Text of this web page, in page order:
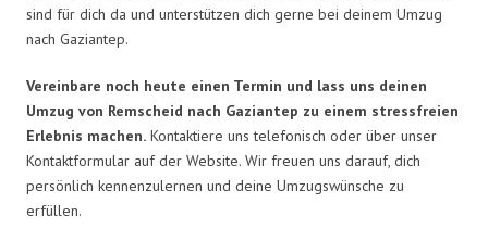
sind für dich da und unterstützen dich gerne bei deinem Umzug
nach Gaziantep.
Vereinbare noch heute einen Termin und lass uns deinen
Umzug von Remscheid nach Gaziantep zu einem stressfreien
Erlebnis machen. Kontaktiere uns telefonisch oder über unser
Kontaktformular auf der Website. Wir freuen uns darauf, dich
persönlich kennenzulernen und deine Umzugswünsche zu
erfüllen.